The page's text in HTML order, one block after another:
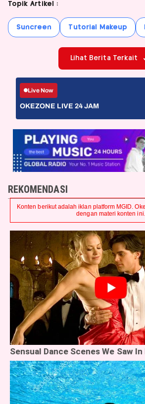
Topik Artikel :
Suncreen Tutorial Makeup
Lihat Berita Terkait
Live Now
OKEZONE LIVE 24 JAM